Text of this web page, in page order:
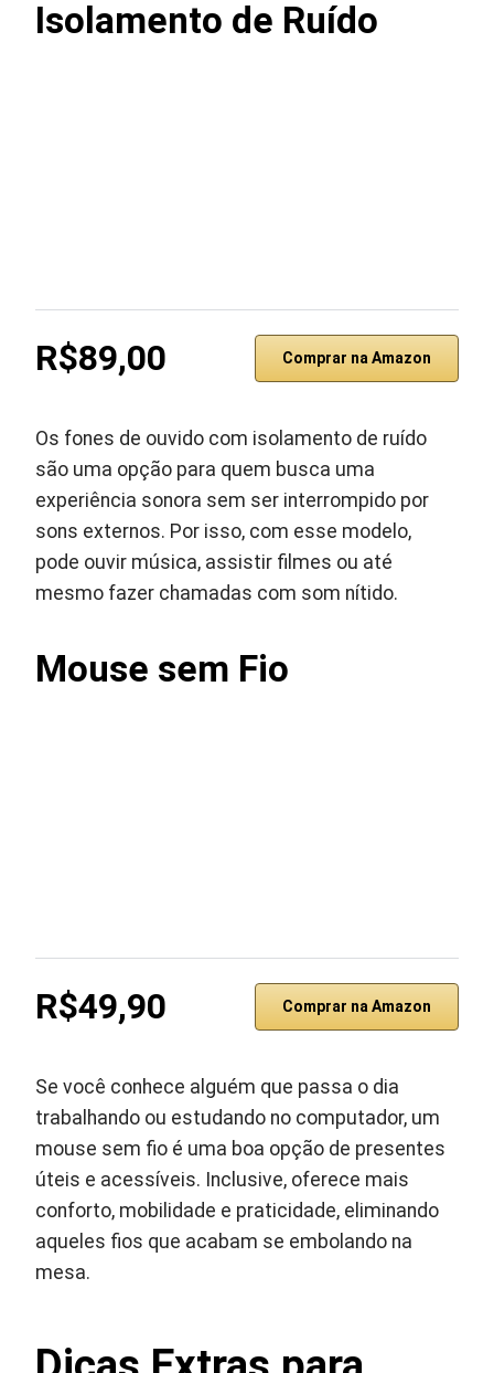
Isolamento de Ruído
R$89,00 Comprar na Amazon
Os fones de ouvido com isolamento de ruído
são uma opção para quem busca uma
experiência sonora sem ser interrompido por
sons externos. Por isso, com esse modelo,
pode ouvir música, assistir filmes ou até
mesmo fazer chamadas com som nítido.
Mouse sem Fio
R$49,90 Comprar na Amazon
Se você conhece alguém que passa o dia
trabalhando ou estudando no computador, um
mouse sem fio é uma boa opção de presentes
úteis e acessíveis. Inclusive, oferece mais
conforto, mobilidade e praticidade, eliminando
aqueles fios que acabam se embolando na
mesa.